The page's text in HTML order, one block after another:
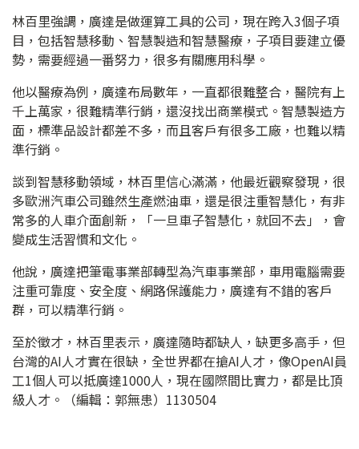
林百里強調，廣達是做運算工具的公司，現在跨入3個子項
目，包括智慧移動、智慧製造和智慧醫療，子項目要建立優
勢，需要經過一番努力，很多有關應用科學。
他以醫療為例，廣達布局數年，一直都很難整合，醫院有上
千上萬家，很難精準行銷，還沒找出商業模式。智慧製造方
面，標準品設計都差不多，而且客戶有很多工廠，也難以精
準行銷。
談到智慧移動領域，林百里信心滿滿，他最近觀察發現，很
多歐洲汽車公司雖然生產燃油車，還是很注重智慧化，有非
常多的人車介面創新，「一旦車子智慧化，就回不去」，會
變成生活習慣和文化。
他說，廣達把筆電事業部轉型為汽車事業部，車用電腦需要
注重可靠度、安全度、網路保護能力，廣達有不錯的客戶
群，可以精準行銷。
至於徵才，林百里表示，廣達隨時都缺人，缺更多高手，但
台灣的AI人才實在很缺，全世界都在搶AI人才，像OpenAI員
工1個人可以抵廣達1000人，現在國際間比實力，都是比頂
級人才。（編輯：郭無患）1130504